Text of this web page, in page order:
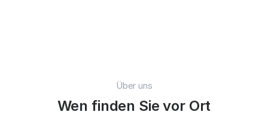
Über uns
Wen finden Sie vor Ort